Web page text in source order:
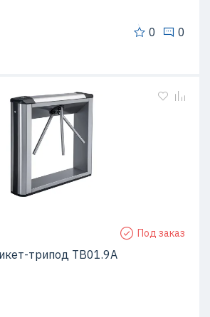
0 0
Под заказ
трипод ТВ01.9А